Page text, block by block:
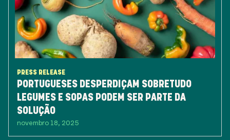
PRESS RELEASE
PORTUGUESES DESPERDIÇAM SOBRETUDO
LEGUMES E SOPAS PODEM SER PARTE DA
SOLUÇÃO
novembro 18, 2025